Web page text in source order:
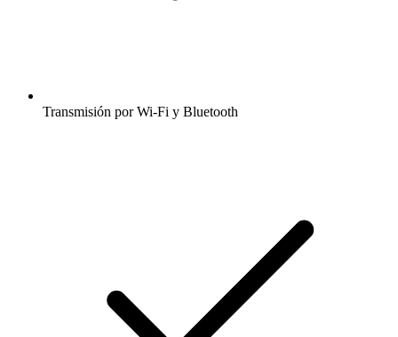
Transmisión por Wi-Fi y Bluetooth